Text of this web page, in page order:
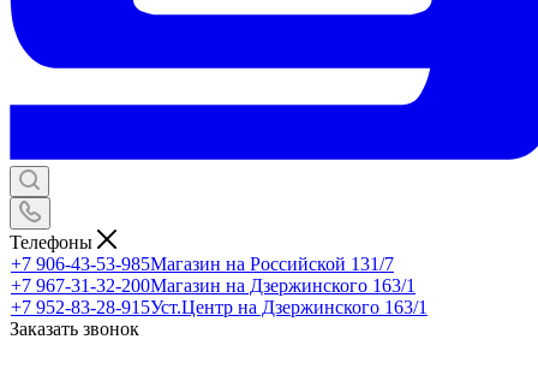
Телефоны
+7 906-43-53-985Магазин на Российской 131/7
+7 967-31-32-200Магазин на Дзержинского 163/1
+7 952-83-28-915Уст.Центр на Дзержинского 163/1
Заказать звонок